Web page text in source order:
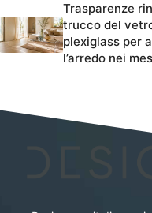
Trasparenze
trucco del
plexiglass per
l’arredo nei